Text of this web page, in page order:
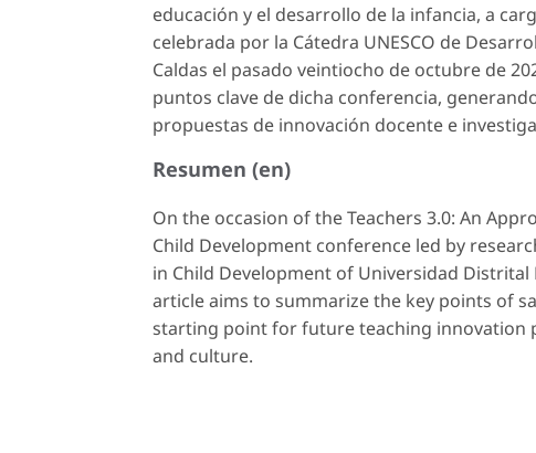
educación y el desarrollo de la infancia, a
celebrada por la Cátedra UNESCO de
Caldas el pasado veintiocho de octubre de
puntos clave de dicha conferencia,
propuestas de innovación docente e
Resumen (en)
On the occasion of theTeachers 3.0: An
Child Development conference led by
in Child Development of Universidad Distrital
article aims to summarize the key points of
starting point for future teaching innovation
and culture.